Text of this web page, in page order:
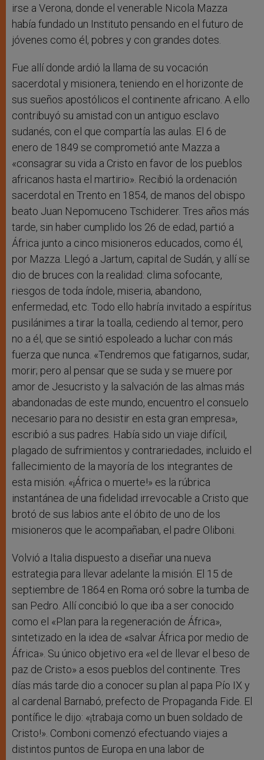
irse a Verona, donde el venerable Nicola Mazza
había fundado un Instituto pensando en el futuro de
jóvenes como él, pobres y con grandes dotes.
Fue allí donde ardió la llama de su vocación
sacerdotal y misionera, teniendo en el horizonte de
sus sueños apostólicos el continente africano. A ello
contribuyó su amistad con un antiguo esclavo
sudanés, con el que compartía las aulas. El 6 de
enero de 1849 se comprometió ante Mazza a
«consagrar su vida a Cristo en favor de los pueblos
africanos hasta el martirio». Recibió la ordenación
sacerdotal en Trento en 1854, de manos del obispo
beato Juan Nepomuceno Tschiderer. Tres años más
tarde, sin haber cumplido los 26 de edad, partió a
África junto a cinco misioneros educados, como él,
por Mazza. Llegó a Jartum, capital de Sudán, y allí se
dio de bruces con la realidad: clima sofocante,
riesgos de toda índole, miseria, abandono,
enfermedad, etc. Todo ello habría invitado a espíritus
pusilánimes a tirar la toalla, cediendo al temor, pero
no a él, que se sintió espoleado a luchar con más
fuerza que nunca. «Tendremos que fatigarnos, sudar,
morir; pero al pensar que se suda y se muere por
amor de Jesucristo y la salvación de las almas más
abandonadas de este mundo, encuentro el consuelo
necesario para no desistir en esta gran empresa»,
escribió a sus padres. Había sido un viaje difícil,
plagado de sufrimientos y contrariedades, incluido el
fallecimiento de la mayoría de los integrantes de
esta misión. «¡África o muerte!» es la rúbrica
instantánea de una fidelidad irrevocable a Cristo que
brotó de sus labios ante el óbito de uno de los
misioneros que le acompañaban, el padre Oliboni.
Volvió a Italia dispuesto a diseñar una nueva
estrategia para llevar adelante la misión. El 15 de
septiembre de 1864 en Roma oró sobre la tumba de
san Pedro. Allí concibió lo que iba a ser conocido
como el «Plan para la regeneración de África»,
sintetizado en la idea de «salvar África por medio de
África». Su único objetivo era «el de llevar el beso de
paz de Cristo» a esos pueblos del continente. Tres
días más tarde dio a conocer su plan al papa Pío IX y
al cardenal Barnabó, prefecto de Propaganda Fide. El
pontífice le dijo: «¡trabaja como un buen soldado de
Cristo!». Comboni comenzó efectuando viajes a
distintos puntos de Europa en una labor de